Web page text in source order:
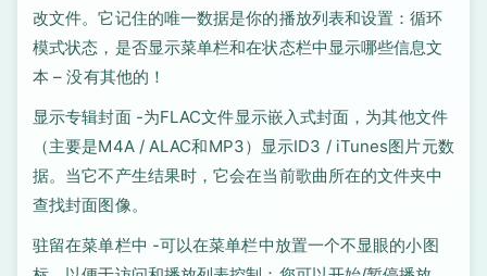
改文件。它记住的唯一数据是你的播放列表和设置：循环
模式状态，是否显示菜单栏和在状态栏中显示哪些信息文
本 – 没有其他的！
显示专辑封面 -为FLAC文件显示嵌入式封面，为其他文件
（主要是M4A / ALAC和MP3）显示ID3 / iTunes图片元数
据。当它不产生结果时，它会在当前歌曲所在的文件夹中
查找封面图像。
驻留在菜单栏中 -可以在菜单栏中放置一个不显眼的小图